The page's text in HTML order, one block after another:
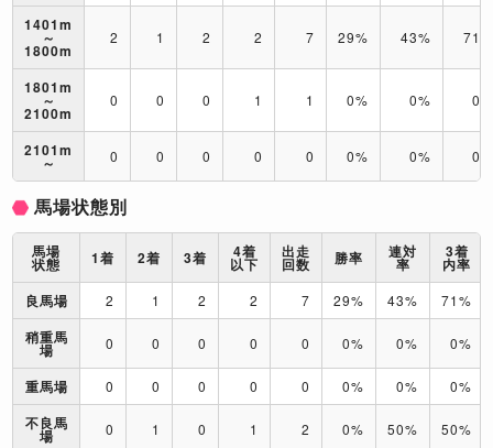
1401m
～
1800m
2 1 2 2 7 29% 43%
1801m
～
2100m
0 0 0 1 1 0% 0%
2101m
～ 0 0 0 0 0 0% 0%
馬場状態別
馬場
状態 1着 2着 3着 4着
以下
出走
回数 勝率 連対
率
3着
内率
良馬場
2 1 2 2 7 29% 43% 71%
稍重馬
場 0 0 0 0 0 0% 0% 0%
重馬場 0 0 0 0 0 0% 0% 0%
不良馬
場 0 1 0 1 2 0% 50% 50%